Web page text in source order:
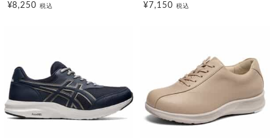
¥8,250税込 ¥7,150 税込